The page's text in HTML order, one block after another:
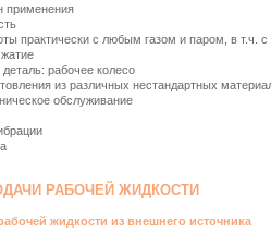
применения
практически с любым газом и паром, в т.ч.
рабочее колесо
из различных нестандартных
обслуживание
РАБОЧЕЙ ЖИДКОСТИ
жидкости из внешнего источника